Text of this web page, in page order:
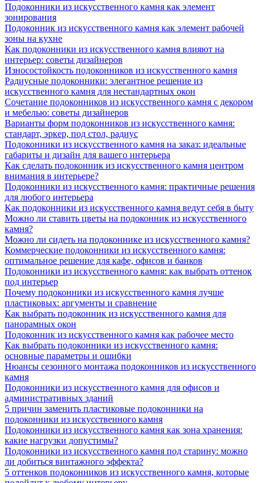
Подоконники из искусственного камня как элемент
зонирования
Подоконник из искусственного камня как элемент рабочей
зоны на кухне
Как подоконники из искусственного камня влияют на
интерьер: советы дизайнеров
Износостойкость подоконников из искусственного камня
Радиусные подоконники: элегантное решение из
искусственного камня для нестандартных окон
Сочетание подоконников из искусственного камня с декором
и мебелью: советы дизайнеров
Варианты форм подоконников из искусственного камня:
стандарт, эркер, под стол, радиус
Подоконники из искусственного камня на заказ: идеальные
габариты и дизайн для вашего интерьера
Как сделать подоконник из искусственного камня центром
внимания в интерьере?
Подоконники из искусственного камня: практичные решения
для любого интерьера
Как подоконники из искусственного камня ведут себя в быту
Можно ли ставить цветы на подоконник из искусственного
камня?
Можно ли сидеть на подоконнике из искусственного камня?
Коммерческие подоконники из искусственного камня:
оптимальное решение для кафе, офисов и банков
Подоконники из искусственного камня: как выбрать оттенок
под интерьер
Почему подоконники из искусственного камня лучше
пластиковых: аргументы и сравнение
Как выбрать подоконник из искусственного камня для
панорамных окон
Подоконник из искусственного камня как рабочее место
Как выбрать подоконники из искусственного камня:
основные параметры и ошибки
Нюансы сезонного монтажа подоконников из искусственного
камня
Подоконники из искусственного камня для офисов и
административных зданий
5 причин заменить пластиковые подоконники на
подоконники из искусственного камня
Подоконники из искусственного камня как зона хранения:
какие нагрузки допустимы?
Подоконники из искусственного камня под старину: можно
ли добиться винтажного эффекта?
5 оттенков подоконников из искусственного камня, которые